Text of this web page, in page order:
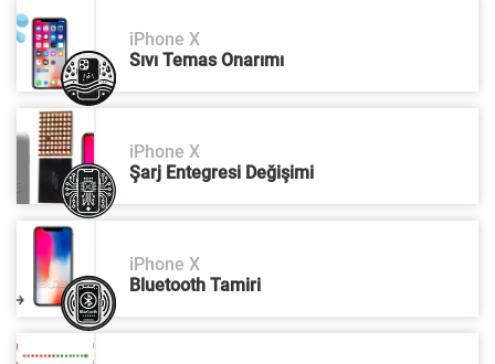
iPhone X
Sıvı Temas Onarımı
iPhone X
Şarj Entegresi Değişimi
iPhone X
Bluetooth Tamiri